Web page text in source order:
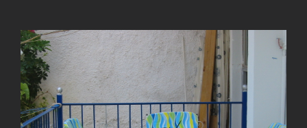
View
Larger
Image